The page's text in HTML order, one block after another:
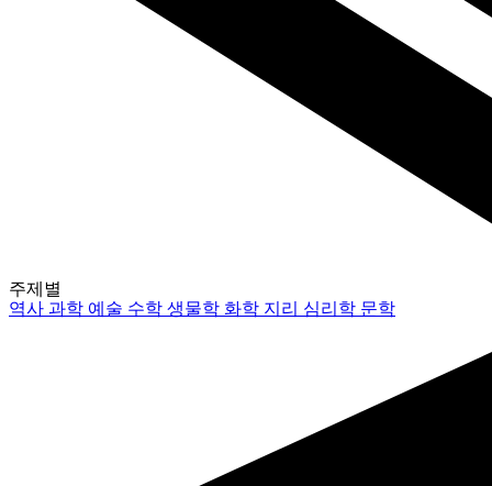
주제별
역사과학 예술 수학생물학 화학 지리 심리학 문학